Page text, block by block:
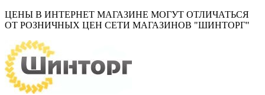
ЦЕНЫ В ИНТЕРНЕТ МАГАЗИНЕ МОГУТ ОТЛИЧАТЬСЯ
ОТ РОЗНИЧНЫХ ЦЕН СЕТИ МАГАЗИНОВ "ШИНТОРГ"